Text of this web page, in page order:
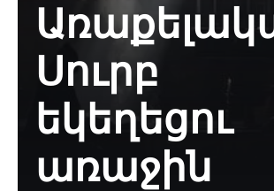
Սուրբ
եկեղեցու
առաջին